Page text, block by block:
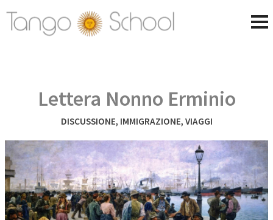
Lettera Nonno Erminio
DISCUSSIONE, IMMIGRAZIONE, VIAGGI